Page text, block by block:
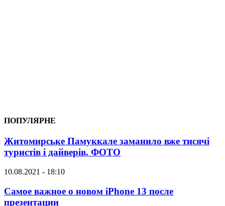
ПОПУЛЯРНЕ
Житомирське Памуккале заманило вже тисячі
туристів і дайверів. ФОТО
10.08.2021 - 18:10
Самое важное о новом iPhone 13 после
презентации